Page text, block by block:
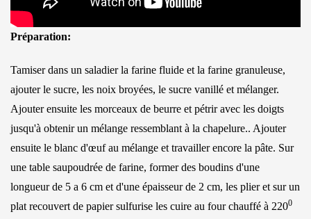
Préparation:
Tamiser dans un saladier la farine fluide et la farine granuleuse,
ajouter le sucre, les noix broyées, le sucre vanillé et mélanger.
Ajouter ensuite les morceaux de beurre et pétrir avec les doigts
jusqu'à obtenir un mélange ressemblant à la chapelure.. Ajouter
ensuite le blanc d'œuf au mélange et travailler encore la pâte. Sur
une table saupoudrée de farine, former des boudins d'une
longueur de 5 a 6 cm et d'une épaisseur de 2 cm, les plier et sur un
plat recouvert de papier sulfurise les cuire au four chauffé à 2200